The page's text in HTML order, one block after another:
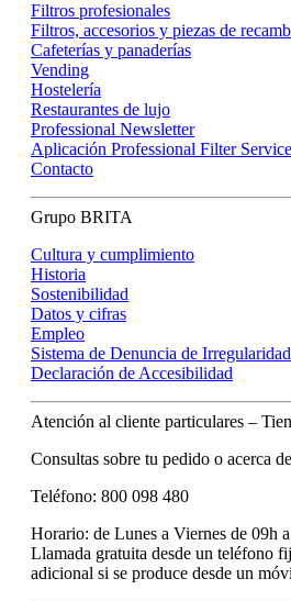
Filtros profesionales
Filtros, accesorios y piezas de
Cafeterías y panaderías
Vending
Hostelería
Restaurantes de lujo
Professional Newsletter
Aplicación Professional Filter Service
Contacto
Grupo BRITA
Cultura y cumplimiento
Historia
Sostenibilidad
Datos y cifras
Empleo
Sistema de Denuncia de
Declaración de Accesibilidad
Atención al cliente particulares –
Consultas sobre tu pedido o acerca
Teléfono: 800 098 480
Horario: de Lunes a Viernes de 09h
Llamada gratuita desde un teléfono
adicional si se produce desde un